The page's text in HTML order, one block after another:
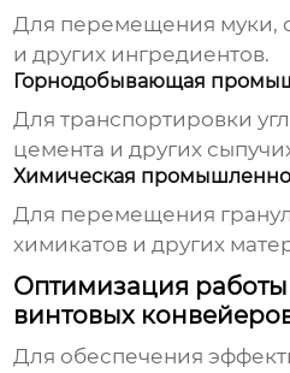
Для перемещения муки,
и других ингредиентов.
Горнодобывающая
Для транспортировки
цемента и других
Химическая
Для перемещения
химикатов и других
Оптимизация
винтовых
Для обеспечения